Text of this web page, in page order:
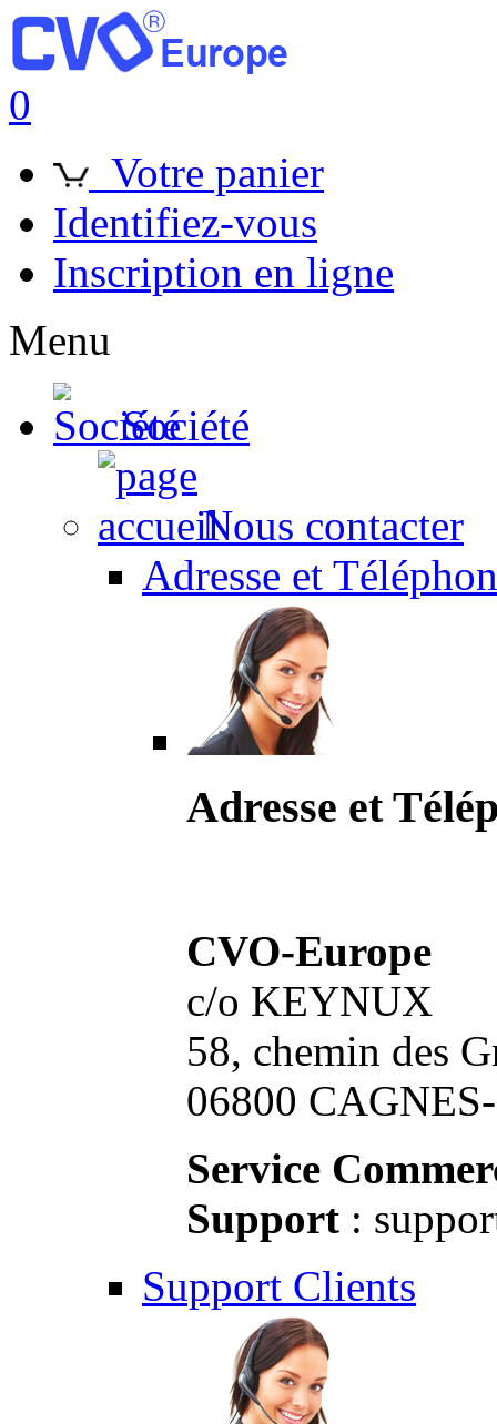
0
Votre panier
Identifiez-vous
Inscription en ligne
Menu
Société
Nous contacter
Adresse et
Adresse et
CVO-Europe
c/o KEYNUX
58, chemin des
06800
Service
Support :
Support Clients